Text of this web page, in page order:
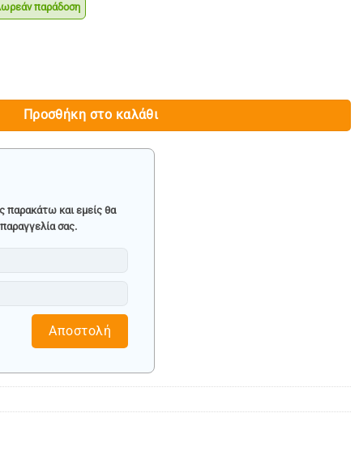
παράδοση
21V ποσότητα
Προσθήκη στο καλάθι
παρακάτω και εμείς θα
σας.
Αποστολή